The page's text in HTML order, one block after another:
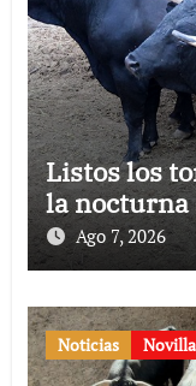
Listos los
la nocturna
Ago 7, 2026
Noticias